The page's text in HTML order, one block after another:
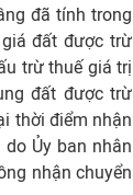
đã tính trong
đất được trừ
trừ thuế giá trị
đất được trừ
thời điểm nhận
Ủy ban nhân
nhận chuyển